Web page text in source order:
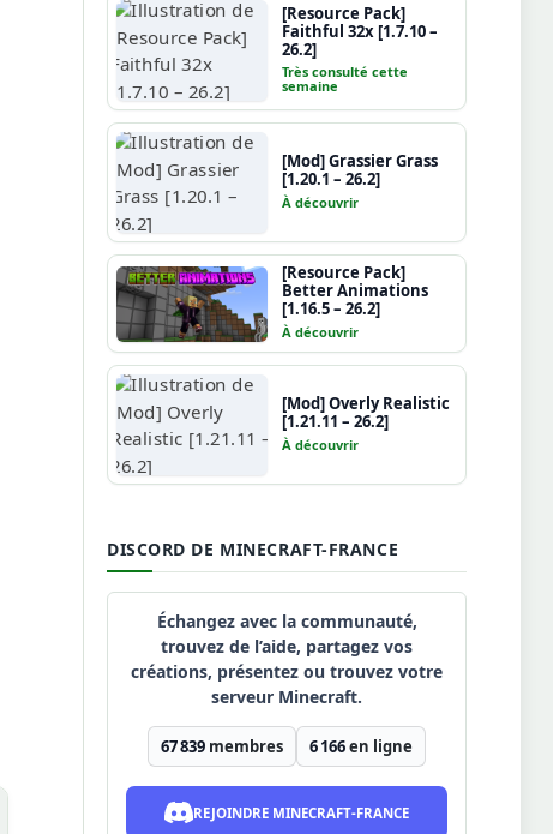
[Resource Pack]
Faithful 32x [1.7.10 –
26.2]
Très consulté cette
semaine
[Mod] Grassier Grass
[1.20.1 – 26.2]
À découvrir
[Resource Pack]
Better Animations
[1.16.5 – 26.2]
À découvrir
[Mod] Overly Realistic
[1.21.11 – 26.2]
À découvrir
DISCORD DE MINECRAFT-FRANCE
Échangez avec la communauté,
trouvez de l’aide, partagez vos
créations, présentez ou trouvez votre
serveur Minecraft.
67 839 membres 6 166en ligne
REJOINDRE MINECRAFT-FRANCE